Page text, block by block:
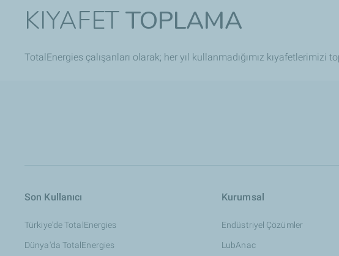
KIYAFETTOPLAMA
TotalEnergies​ çalışanları olarak; her yıl kullanmadığımız kıyafetlerimizi
Son Kullanıcı
Türkiye'de TotalEnergies​
Dünya'da TotalEnergies
Kurumsal
Endüstriyel Çözümler
LubAnac